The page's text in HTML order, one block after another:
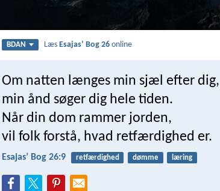
BDAN LæsEsajasʼ Bog 26 online
Om natten længes min sjæl efter dig,
min ånd søger dig hele tiden.
Når din dom rammer jorden,
vil folk forstå, hvad retfærdighed er.
Esajasʼ Bog 26:9 retfærdighed dømme læring